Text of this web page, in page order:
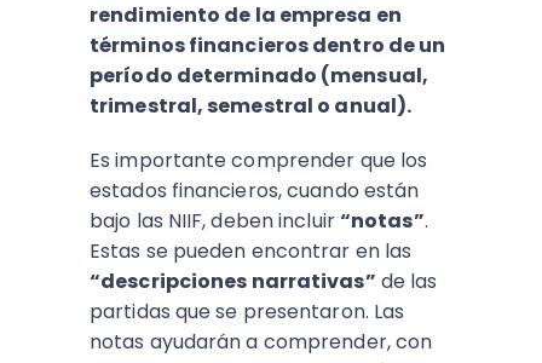
rendimiento de la empresa en
términos financieros dentro de un
período determinado (mensual,
trimestral, semestral o anual).
Es importante comprender que los
estados financieros, cuando están
bajo las NIIF, deben incluir“notas”.
Estas se pueden encontrar en las
“descripciones narrativas” de las
partidas que se presentaron. Las
notas ayudarán a comprender, con